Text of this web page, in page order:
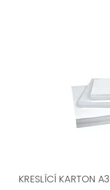
KRESLÍCÍ KARTON A3